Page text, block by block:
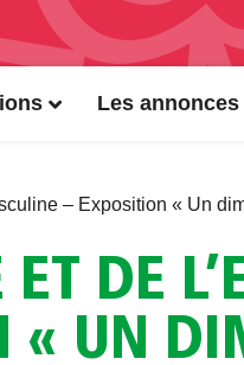
Les annonces
– Exposition « Un
DE
« UN